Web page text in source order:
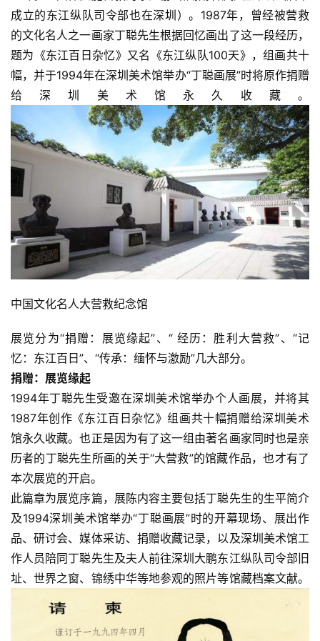
成立的东江纵队司令部也在深圳）。1987年，曾经被营救
的文化名人之一画家丁聪先生根据回忆画出了这一段经历，
题为《东江百日杂忆》又名《东江纵队100天》，组画共十
幅，并于1994年在深圳美术馆举办“丁聪画展”时将原作捐赠
给深圳美术馆永久收藏。
中国文化名人大营救纪念馆
展览分为“捐赠：展览缘起”、“ 经历：胜利大营救”、“记
忆：东江百日”、“传承：缅怀与激励”几大部分。
捐赠：展览缘起
1994年丁聪先生受邀在深圳美术馆举办个人画展，并将其
1987年创作《东江百日杂忆》组画共十幅捐赠给深圳美术
馆永久收藏。也正是因为有了这一组由著名画家同时也是亲
历者的丁聪先生所画的关于“大营救”的馆藏作品，也才有了
本次展览的开启。
此篇章为展览序篇，展陈内容主要包括丁聪先生的生平简介
及1994深圳美术馆举办“丁聪画展”时的开幕现场、展出作
品、研讨会、媒体采访、捐赠收藏记录，以及深圳美术馆工
作人员陪同丁聪先生及夫人前往深圳大鹏东江纵队司令部旧
址、世界之窗、锦绣中华等地参观的照片等馆藏档案文献。